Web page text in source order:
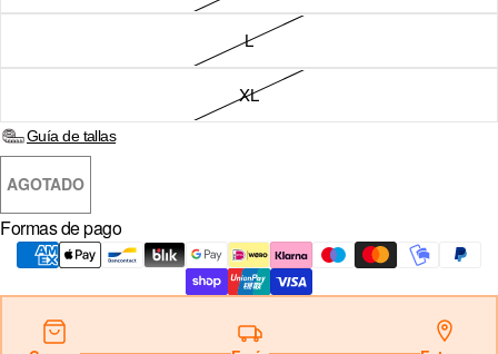
COUNTRY & CURRENCY
DE · € — ALEMANIA
AT · € — AUSTRIA
BE · € — BÉLGICA
CZ · KČ — CHEQUIA
L
XL
Guía de tallas
AGOTADO
Formas de pago